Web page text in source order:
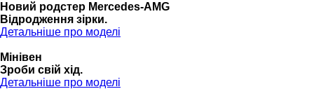
Новий родстер Mercedes-AMG
Відродження зірки.
Детальніше про моделі
Мінівен
Зроби свій хід.
Детальніше про моделі